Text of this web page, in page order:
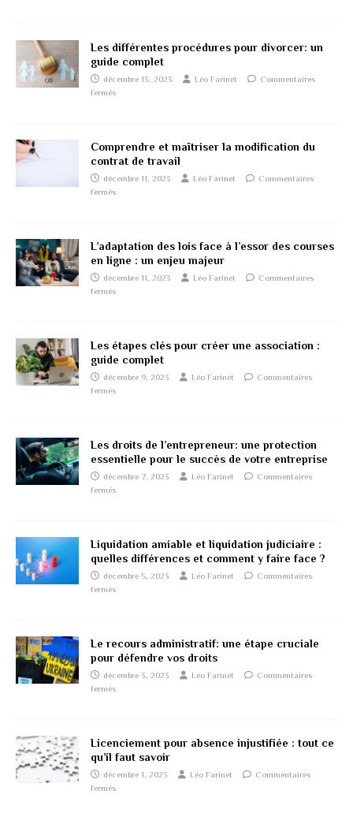
Les différentes procédures pour divorcer: un
guide complet
décembre 13, 2023 Léo Farinet
Commentaires
fermés
Comprendre et maîtriser la modification du
contrat de travail
décembre 11, 2023 Léo Farinet
Commentaires
fermés
L’adaptation des lois face à l’essor des courses
en ligne : un enjeu majeur
décembre 11, 2023 Léo Farinet
Commentaires
fermés
Les étapes clés pour créer une association :
guide complet
décembre 9, 2023 Léo Farinet
Commentaires
fermés
Les droits de l’entrepreneur: une protection
essentielle pour le succès de votre entreprise
décembre 7, 2023 Léo Farinet
Commentaires
fermés
Liquidation amiable et liquidation judiciaire :
quelles différences et comment y faire face ?
décembre 5, 2023 Léo Farinet
Commentaires
fermés
Le recours administratif: une étape cruciale
pour défendre vos droits
décembre 3, 2023 Léo Farinet
Commentaires
fermés
Licenciement pour absence injustifiée : tout ce
qu’il faut savoir
décembre 1, 2023 Léo Farinet
Commentaires
fermés